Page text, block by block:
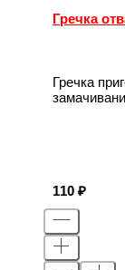
Гречка
Гречка
110